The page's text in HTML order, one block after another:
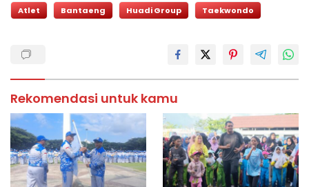
Atlet Bantaeng Huadi Group Taekwondo
Rekomendasi untuk kamu